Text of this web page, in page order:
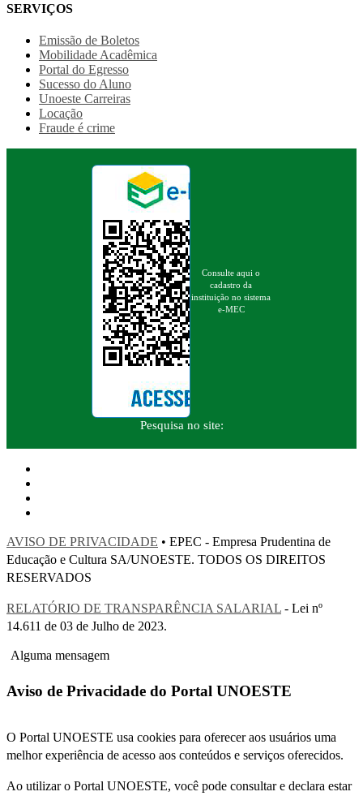
SERVIÇOS
Emissão de Boletos
Mobilidade Acadêmica
Portal do Egresso
Sucesso do Aluno
Unoeste Carreiras
Locação
Fraude é crime
Consulte aqui o
cadastro da
instituição no sistema
e-MEC
Pesquisa no site:
AVISO DE PRIVACIDADE • EPEC - Empresa Prudentina de
Educação e Cultura SA/UNOESTE. TODOS OS DIREITOS
RESERVADOS
RELATÓRIO DE TRANSPARÊNCIA SALARIAL - Lei nº
14.611 de 03 de Julho de 2023.
Alguma mensagem
Aviso de Privacidade do Portal UNOESTE
O Portal UNOESTE usa cookies para oferecer aos usuários uma
melhor experiência de acesso aos conteúdos e serviços oferecidos.
Ao utilizar o Portal UNOESTE, você pode consultar e declara estar